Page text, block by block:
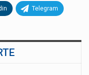
Telegram